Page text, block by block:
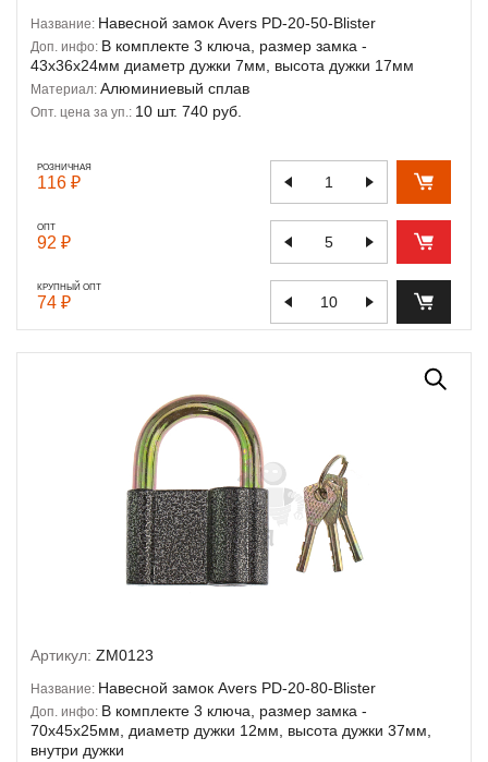
Название: Навесной замок Avers PD-20-50-Blister
Доп. инфо: В комплекте 3 ключа, размер замка -
43х36х24мм диаметр дужки 7мм, высота дужки 17мм
Материал: Алюминиевый сплав
Опт. цена за уп.: 10 шт. 740 руб.
РОЗНИЧНАЯ
116 ₽
ОПТ
92 ₽
КРУПНЫЙ ОПТ
74 ₽
Артикул: ZM0123
Название: Навесной замок Avers PD-20-80-Blister
Доп. инфо: В комплекте 3 ключа, размер замка -
70х45х25мм, диаметр дужки 12мм, высота дужки 37мм,
внутри дужки